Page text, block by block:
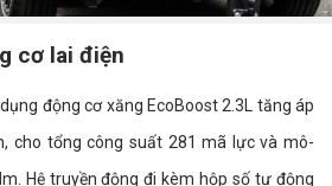
cơ lai điện
động cơ xăng EcoBoost 2.3L tăng áp
cho tổng công suất 281 mã lực và mô-
Hệ truyền động đi kèm hộp số tự động